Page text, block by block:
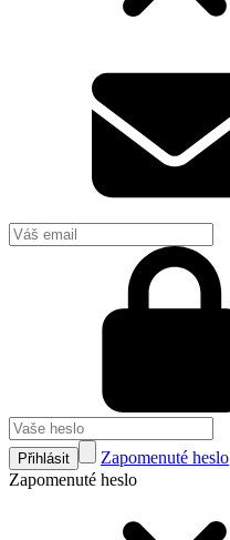
Přihlásit
Zapomenuté heslo
Zapomenuté heslo